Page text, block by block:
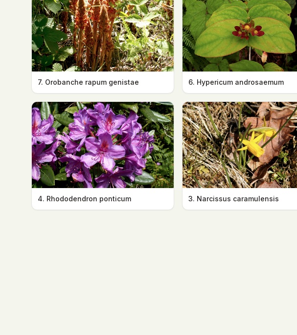
7. Orobanche rapum genistae 6. Hypericum androsaemum
4. Rhododendron ponticum 3. Narcissus caramulensis